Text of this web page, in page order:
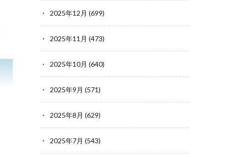
2025年12月 (699)
2025年11月 (473)
2025年10月 (640)
2025年9月 (571)
2025年8月 (629)
2025年7月 (543)